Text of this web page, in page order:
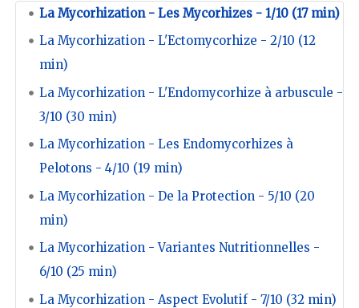
La Mycorhization - Les Mycorhizes - 1/10 (17 min)
La Mycorhization - L'Ectomycorhize - 2/10 (12
min)
La Mycorhization - L'Endomycorhize à arbuscule -
3/10 (30 min)
La Mycorhization - Les Endomycorhizes à
Pelotons - 4/10 (19 min)
La Mycorhization - De la Protection - 5/10 (20
min)
La Mycorhization - Variantes Nutritionnelles -
6/10 (25 min)
La Mycorhization - Aspect Evolutif - 7/10 (32 min)